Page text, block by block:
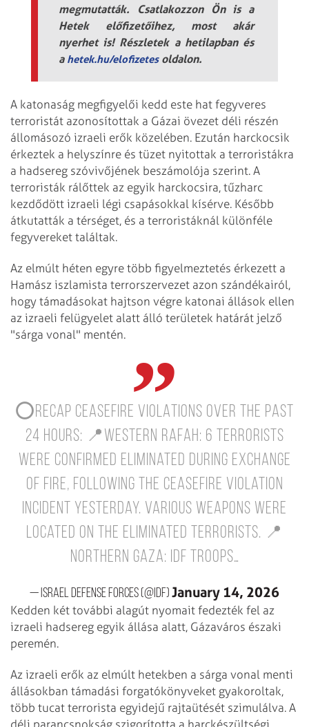
megmutatták. Csatlakozzon Ön is a
Hetek előfizetőihez, most akár
nyerhet is! Részletek a hetilapban és
a hetek.hu/elofizetesoldalon.
A katonaság megfigyelői kedd este hat fegyveres
terroristát azonosítottak a Gázai övezet déli részén
állomásozó izraeli erők közelében. Ezután harckocsik
érkeztek a helyszínre és tüzet nyitottak a terroristákra
a hadsereg szóvivőjének beszámolója szerint. A
terroristák rálőttek az egyik harckocsira, tűzharc
kezdődött izraeli légi csapásokkal kísérve. Később
átkutatták a térséget, és a terroristáknál különféle
fegyvereket találtak.
Az elmúlt héten egyre több figyelmeztetés érkezett a
Hamász iszlamista terrorszervezet azon szándékairól,
hogy támadásokat hajtson végre katonai állások ellen
az izraeli felügyelet alatt álló területek határát jelző
"sárga vonal" mentén.
⭕️RECAP CEASEFIRE VIOLATIONS OVER THE PAST
24 HOURS: 📍Western Rafah: 6 terrorists
were confirmed eliminated during exchange
of fire, following the ceasefire violation
incident yesterday. Various weapons were
located on the eliminated terrorists. 📍
Northern Gaza: IDF troops…
— Israel Defense Forces (@IDF) January 14, 2026
Kedden két további alagút nyomait fedezték fel az
izraeli hadsereg egyik állása alatt, Gázaváros északi
peremén.
Az izraeli erők az elmúlt hetekben a sárga vonal menti
állásokban támadási forgatókönyveket gyakoroltak,
több tucat terrorista egyidejű rajtaütését szimulálva. A
déli parancsnokság szigorította a harckészültségi